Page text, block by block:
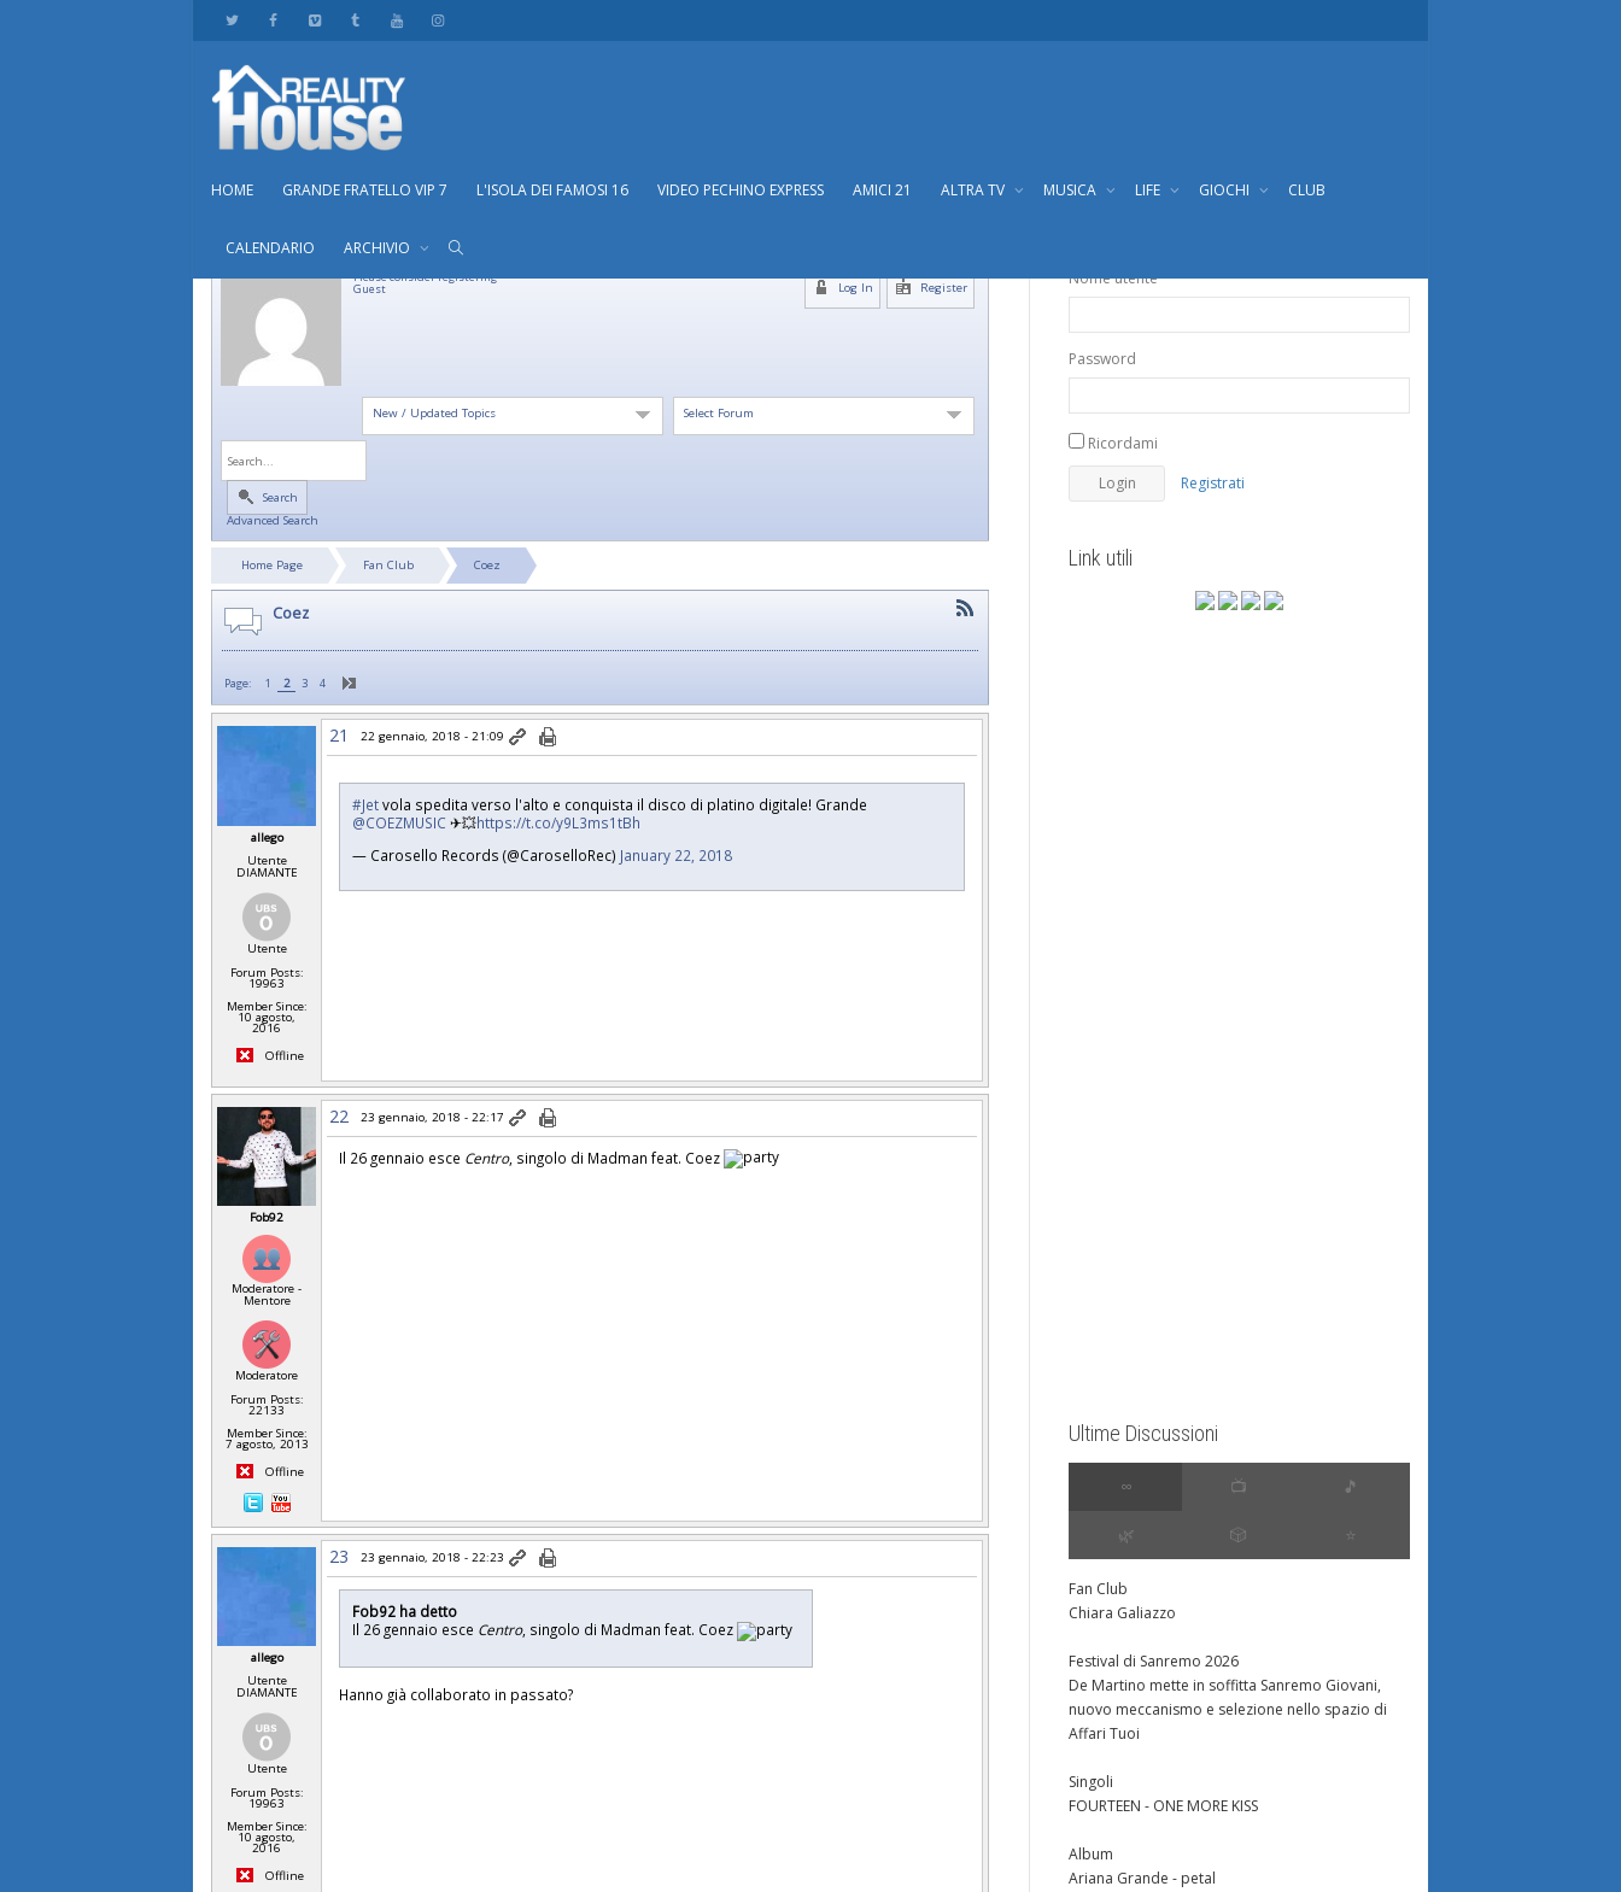
HOME GRANDE FRATELLO VIP 7 L'ISOLA DEI FAMOSI 16 VIDEO PECHINO EXPRESS AMICI 21 ALTRA TV MUSICA LIFE GIOCHI CLUB
CALENDARIO ARCHIVIO
Please consider registering
Guest Register
Log In
Select Forum
New / Updated Topics
Search
Advanced Search
Home Page Fan Club Coez
Coez
Page: 1 2 3 4
allego
Utente
DIAMANTE
Utente
Forum Posts:
19963
Member Since:
10 agosto,
2016
Offline
21 22 gennaio, 2018 - 21:09
#Jetvola spedita verso l'alto e conquista il disco di platino digitale! Grande
@COEZMUSIC ✈💥https://t.co/y9L3ms1tBh
— Carosello Records (@CaroselloRec) January 22, 2018
Fob92
Moderatore -
Mentore
Moderatore
Forum Posts:
22133
Member Since:
7 agosto, 2013
Offline
22 23 gennaio, 2018 - 22:17
Il 26 gennaio esce Centro, singolo di Madman feat. Coez
allego
Utente
DIAMANTE
Utente
Forum Posts:
19963
Member Since:
10 agosto,
2016
Offline
23 23 gennaio, 2018 - 22:23
Fob92 ha detto
Il 26 gennaio esce Centro, singolo di Madman feat. Coez
Hanno già collaborato in passato?
Nome utente
Password
Ricordami
Registrati
Link utili
Ultime Discussioni
∞ 📺 🎵
🌿 🎲 ⭐️
Fan Club
Chiara Galiazzo
Festival di Sanremo 2026
De Martino mette in soffitta Sanremo Giovani,
nuovo meccanismo e selezione nello spazio di
Affari Tuoi
Singoli
FOURTEEN - ONE MORE KISS
Album
Ariana Grande - petal